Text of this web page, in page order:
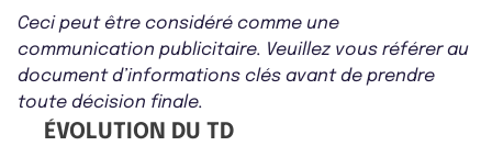
Ceci peut être considéré comme une
communication publicitaire. Veuillez vous référer au
document d’informations clés avant de prendre
toute décision finale.
ÉVOLUTION DU TD